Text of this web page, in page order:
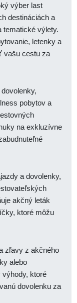
výber last
destináciách a
tematické výlety.
letenky a
vašu cestu za
pobytov a
na exkluzívne
a dovolenky,
akčný leták
ktoré môžu
zľavy z akčného
alebo
výhody, ktoré
dovolenku za